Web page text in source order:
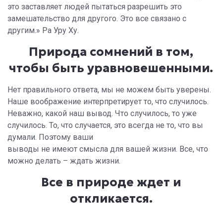
это заставляет людей пытаться разрешить это
замешательство для другого. Это все связано с
другим.» Ра Уру Ху.
Природа сомнений в том,
чтобы быть уравновешенными.
Нет правильного ответа, мы не можем быть уверены.
Наше воображение интерпретирует то, что случилось.
Неважно, какой наш вывод. Что случилось, то уже
случилось. То, что случается, это всегда не то, что вы
думали. Поэтому ваши
выводы не имеют смысла для вашей жизни. Все, что
можно делать – ждать жизни.
Все в природе ждет и
откликается.